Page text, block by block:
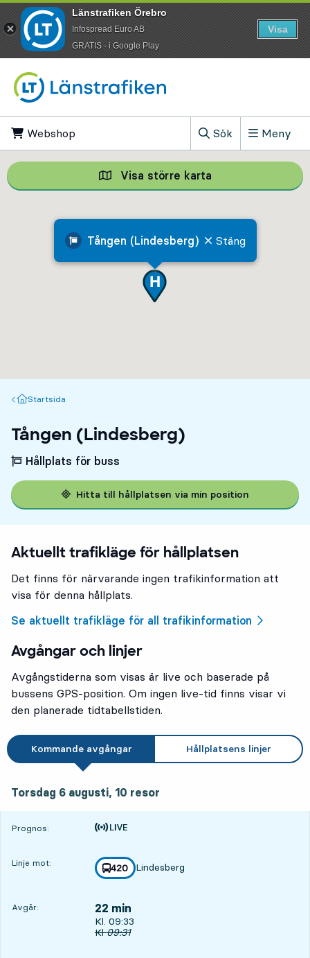
Webshop
Sök
, Visa sökfältet
Meny
Tången (Lindesberg) Stäng
Visa större karta Visa större
Startsida
Startsida
Tången (Lindesberg)
Hållplats för buss
Hitta till hållplatsen via min position
Aktuellt trafikläge för hållplatsen
Det finns för närvarande ingen trafikinformation att
visa för denna hållplats.
Se aktuellt trafikläge för all trafikinformation
Avgångar och linjer
Avgångstiderna som visas är live och baserade på
bussens GPS-position. Om ingen live-tid finns visar vi
den planerade tidtabellstiden.
Kommande avgångar Hållplatsens linjer
Torsdag 6 augusti, 10 resor
Prognos:
Tiden är prognos
Linje mot: linje
420
mot
Lindesberg
,
Avgår: 22 min
Avgår, Kl. 09:33, om 22 min
Kl. 09:33
Ursprunglig avgångstid
Kl09:31
Länstrafiken Örebro
Infospread Euro AB
​GRATIS - i Google Play
Visa